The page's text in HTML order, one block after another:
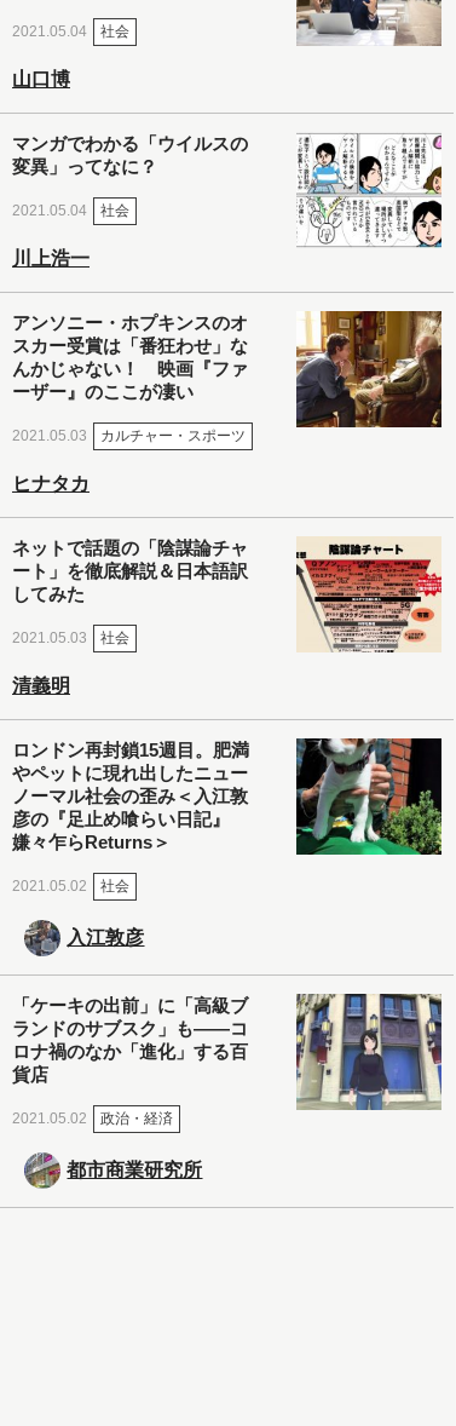
2021.05.04 社会
山口博
マンガでわかる「ウイルスの
変異」ってなに？
2021.05.04 社会
川上浩一
アンソニー・ホプキンスのオ
スカー受賞は「番狂わせ」な
んかじゃない！ 映画『ファ
ーザー』のここが凄い
2021.05.03 カルチャー・スポーツ
ヒナタカ
ネットで話題の「陰謀論チャ
ート」を徹底解説＆日本語訳
してみた
2021.05.03 社会
清義明
ロンドン再封鎖15週目。肥満
やペットに現れ出したニュー
ノーマル社会の歪み＜入江敦
彦の『足止め喰らい日記』
嫌々乍らReturns＞
2021.05.02 社会
入江敦彦
「ケーキの出前」に「高級ブ
ランドのサブスク」も――コ
ロナ禍のなか「進化」する百
貨店
2021.05.02 政治・経済
都市商業研究所